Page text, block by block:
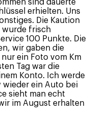
sind dauerte
erhielten. Uns
Die Kaution
wurde frisch
100 Punkte. Die
wir gaben die
ein Foto vom Km
Tag war die
Konto. Ich werde
wieder ein Auto bei
sieht man echt
im August erhalten